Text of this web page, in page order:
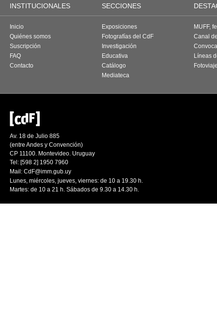
INSTITUCIONALES SECCIONES
Inicio
Quiénes somos
Suscripción
FAQ
Contacto
Exposiciones
Fotografías del CdF
Investigación
Educativa
Catálogo
Mediateca
MUFF,
Canal
Líneas
Av. 18 de Julio 885
(entre Andes y Convención)
CP 11100. Montevideo. Uruguay
Tel: [598 2] 1950 7960
Mail: CdF@imm.gub.uy
Lunes, miércoles, jueves, viernes: de 10 a 19.30 h.
Martes: de 10 a 21 h. Sábados de 9.30 a 14.30 h.